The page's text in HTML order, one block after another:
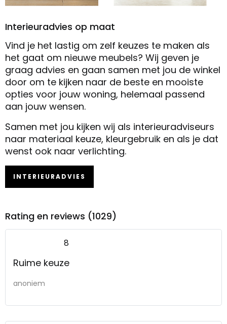
Interieuradvies op maat
Vind je het lastig om zelf keuzes te maken als
het gaat om nieuwe meubels? Wij geven je
graag advies en gaan samen met jou de winkel
door om te kijken naar de beste en mooiste
opties voor jouw woning, helemaal passend
aan jouw wensen.
Samen met jou kijken wij als interieuradviseurs
naar materiaal keuze, kleurgebruik en als je dat
wenst ook naar verlichting.
INTERIEURADVIES
Rating en reviews (1029)
8
Ruime keuze
anoniem